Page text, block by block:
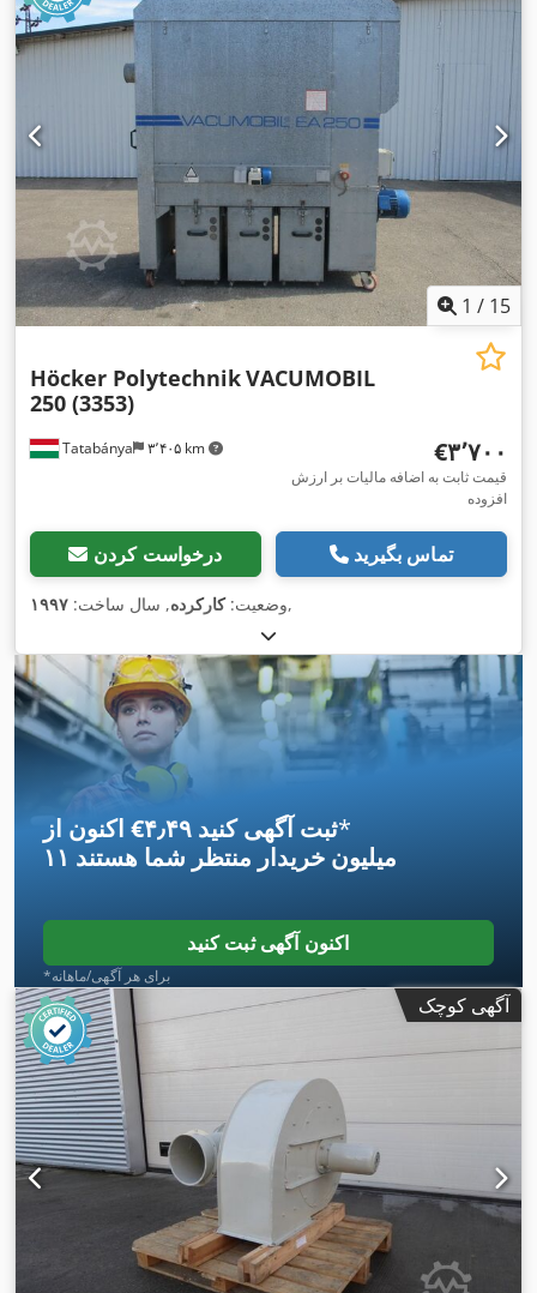
1 / 15
Tatabánya ۳٬۴۰۵ km
Höcker PolytechnikVACUMOBIL
250 (3353)
‎€۳٬۷۰۰
قیمت ثابت به اضافه مالیات بر ارزش
افزوده
درخواست کردن تماس بگیرید
وضعیت:کارکرده, سال ساخت: ۱۹۹۷ ,
اکنون از ‎€۴٫۴۹ ثبت آگهی کنید*
۱۱ میلیون خریدار منتظر شما هستند
اکنون آگهی ثبت کنید
*برای هر آگهی/ماهانه
آگهی کوچک